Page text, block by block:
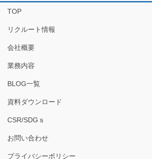
TOP
リクルート情報
会社概要
業務内容
BLOG一覧
資料ダウンロード
CSR/SDGｓ
お問い合わせ
プライバシーポリシー